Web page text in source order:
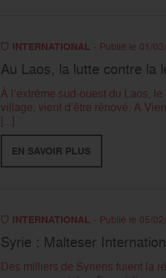
INTERNATIONAL - Publié le 01/
Au Laos, la lutte contre la
À l’extrême sud-ouest du Laos,
village, vient d’être rénové. A
[...]
EN SAVOIR PLUS
INTERNATIONAL - Publié le 05/
Syrie : Malteser
Des milliers de Syriens fuient la